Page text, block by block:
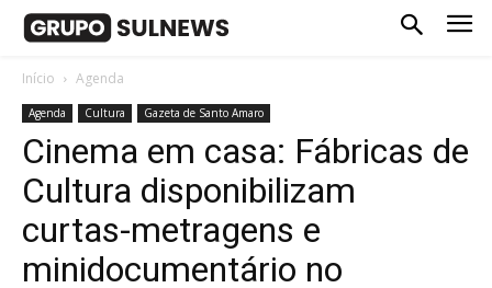
Início Agenda
Agenda Cultura Gazeta de Santo Amaro
Cinema em casa: Fábricas de
Cultura disponibilizam
curtas-metragens e
minidocumentário no